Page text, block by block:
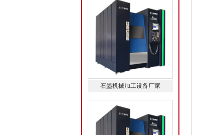
石墨机械加工设备厂家